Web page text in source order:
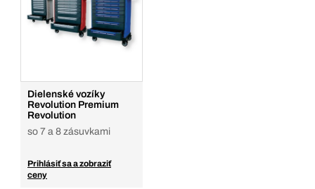
Dielenské vozíky
Revolution Premium
Revolution
so 7 a 8 zásuvkami
Prihlásiť sa a zobraziť
ceny